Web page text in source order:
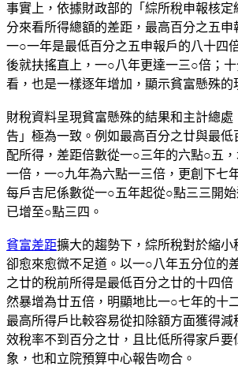
事實上，依據財政部的「綜所稅申報核定
分來看所得總額的差距，最高百分之五申
一○一年是最低百分之五申報戶的八十四
後就扶搖直上，一○八年更達一三○倍；
看，也是一樣逐年增加，顯示貧富懸殊的
財稅資料呈現貧富懸殊的結果和主計總處
告」極為一致。例如最高百分之廿與最低
配所得，差距倍數從一○三年的六點○五
一倍，一○九年為六點一三倍，更創下七
每戶吉尼係數從一○五年起從○點三三開
已增至○點三四。
貧富差距擴大的趨勢下，綜所稅對於縮小
卻愈來愈微不足道。以一○八年五分位的
之廿的稅前所得是最低百分之廿的十四倍
然暴增為廿五倍，明顯地比一○七年的十
最高所得戶比較容易從扣除額方面獲得減
效稅率不到百分之廿，且比低所得家戶要
象，也和立院預算中心報告吻合。